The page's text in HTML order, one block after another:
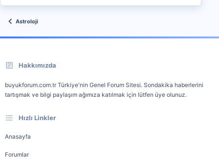
Astroloji
Hakkımızda
buyukforum.com.tr Türkiye'nin Genel Forum Sitesi. Sondakika haberlerini
tartışmak ve bilgi paylaşım ağımıza katılmak için lütfen üye olunuz.
Hızlı Linkler
Anasayfa
Forumlar